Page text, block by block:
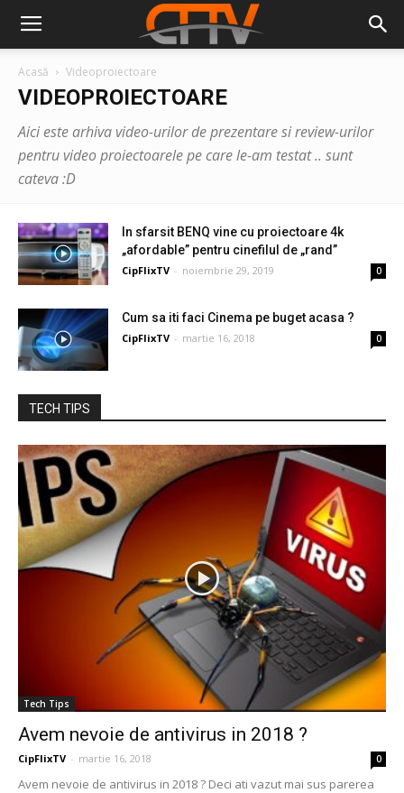
Acasă Videoproiectoare
VIDEOPROIECTOARE
Aici este arhiva video-urilor de prezentare si review-urilor
pentru video proiectoarele pe care le-am testat .. sunt
cateva :D
In sfarsit BENQ vine cu proiectoare 4k
„afordable” pentru cinefilul de „rand”
CipFlixTV - noiembrie 29, 2019 0
Cum sa iti faci Cinema pe buget acasa ?
CipFlixTV - martie 16, 2018 0
TECH TIPS
Tech Tips
Avem nevoie de antivirus in 2018 ?
CipFlixTV - martie 16, 2018 0
Avem nevoie de antivirus in 2018 ? Deci ati vazut mai sus parerea